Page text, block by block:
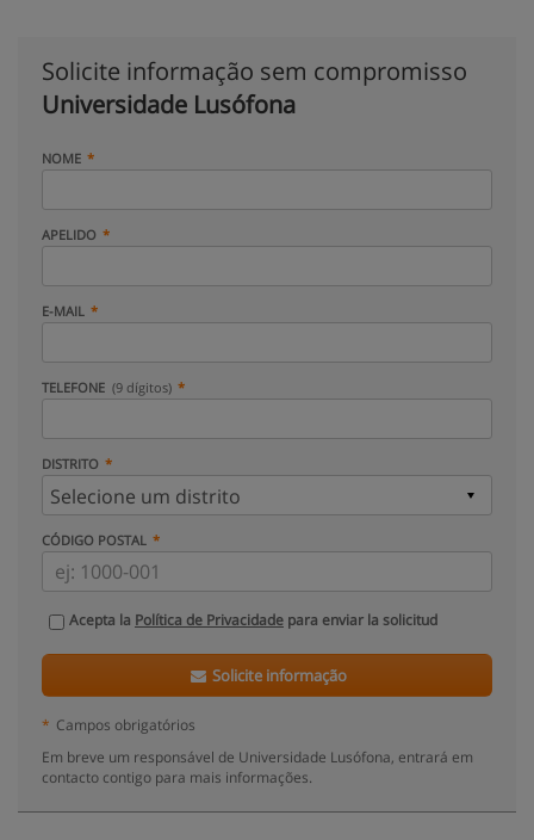
Solicite informação sem compromisso
Universidade Lusófona
NOME
APELIDO
E-MAIL
TELEFONE (9 dígitos)
DISTRITO
CÓDIGO POSTAL
Acepta la Política de Privacidade para enviar la solicitud
Solicite informação
* Campos obrigatórios
Em breve um responsável de Universidade Lusófona, entrará em
contacto contigo para mais informações.